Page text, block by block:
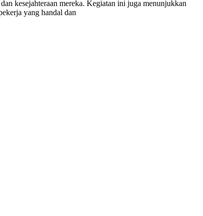
kesejahteraan mereka. Kegiatan ini juga menunjukkan
yang handal dan